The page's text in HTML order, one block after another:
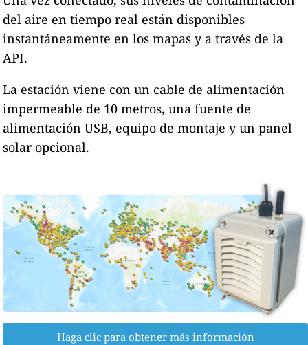
del aire en tiempo real están disponibles
instantáneamente en los mapas y a través de la
API.
La estación viene con un cable de alimentación
impermeable de 10 metros, una fuente de
alimentación USB, equipo de montaje y un panel
solar opcional.
Haga clic para obtener más información